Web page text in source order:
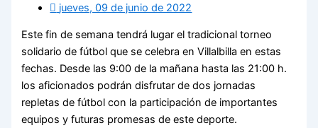
jueves, 09 de junio de 2022
Este fin de semana tendrá lugar el tradicional torneo
solidario de fútbol que se celebra en Villalbilla en estas
fechas. Desde las 9:00 de la mañana hasta las 21:00 h.
los aficionados podrán disfrutar de dos jornadas
repletas de fútbol con la participación de importantes
equipos y futuras promesas de este deporte.